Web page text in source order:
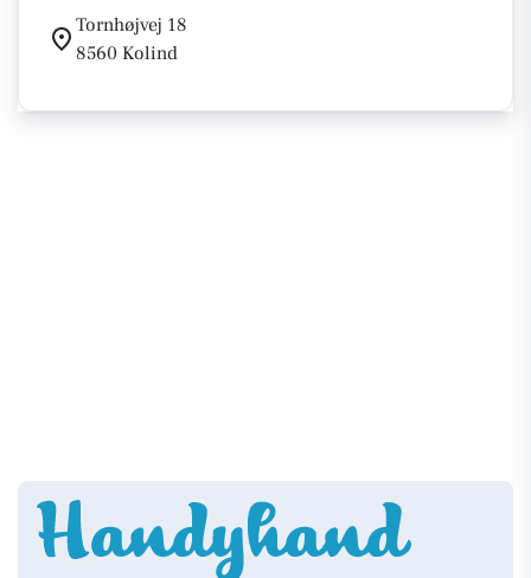
Tornhøjvej 18
8560 Kolind